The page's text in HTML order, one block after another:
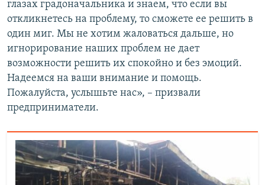
глазах градоначальника и знаем, что если вы
откликнетесь на проблему, то сможете ее решить в
один миг. Мы не хотим жаловаться дальше, но
игнорирование наших проблем не дает
возможности решить их спокойно и без эмоций.
Надеемся на ваши внимание и помощь.
Пожалуйста, услышьте нас», – призвали
предприниматели.